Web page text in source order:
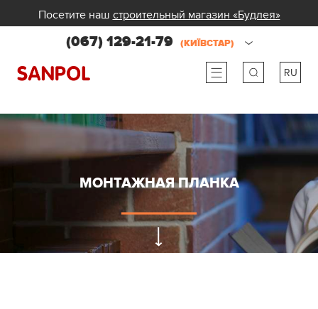
Посетите наш строительный магазин «Будлея»
(067) 129-21-79 (КИЇВСТАР)
RU
ua
МОНТАЖНАЯ ПЛАНКА